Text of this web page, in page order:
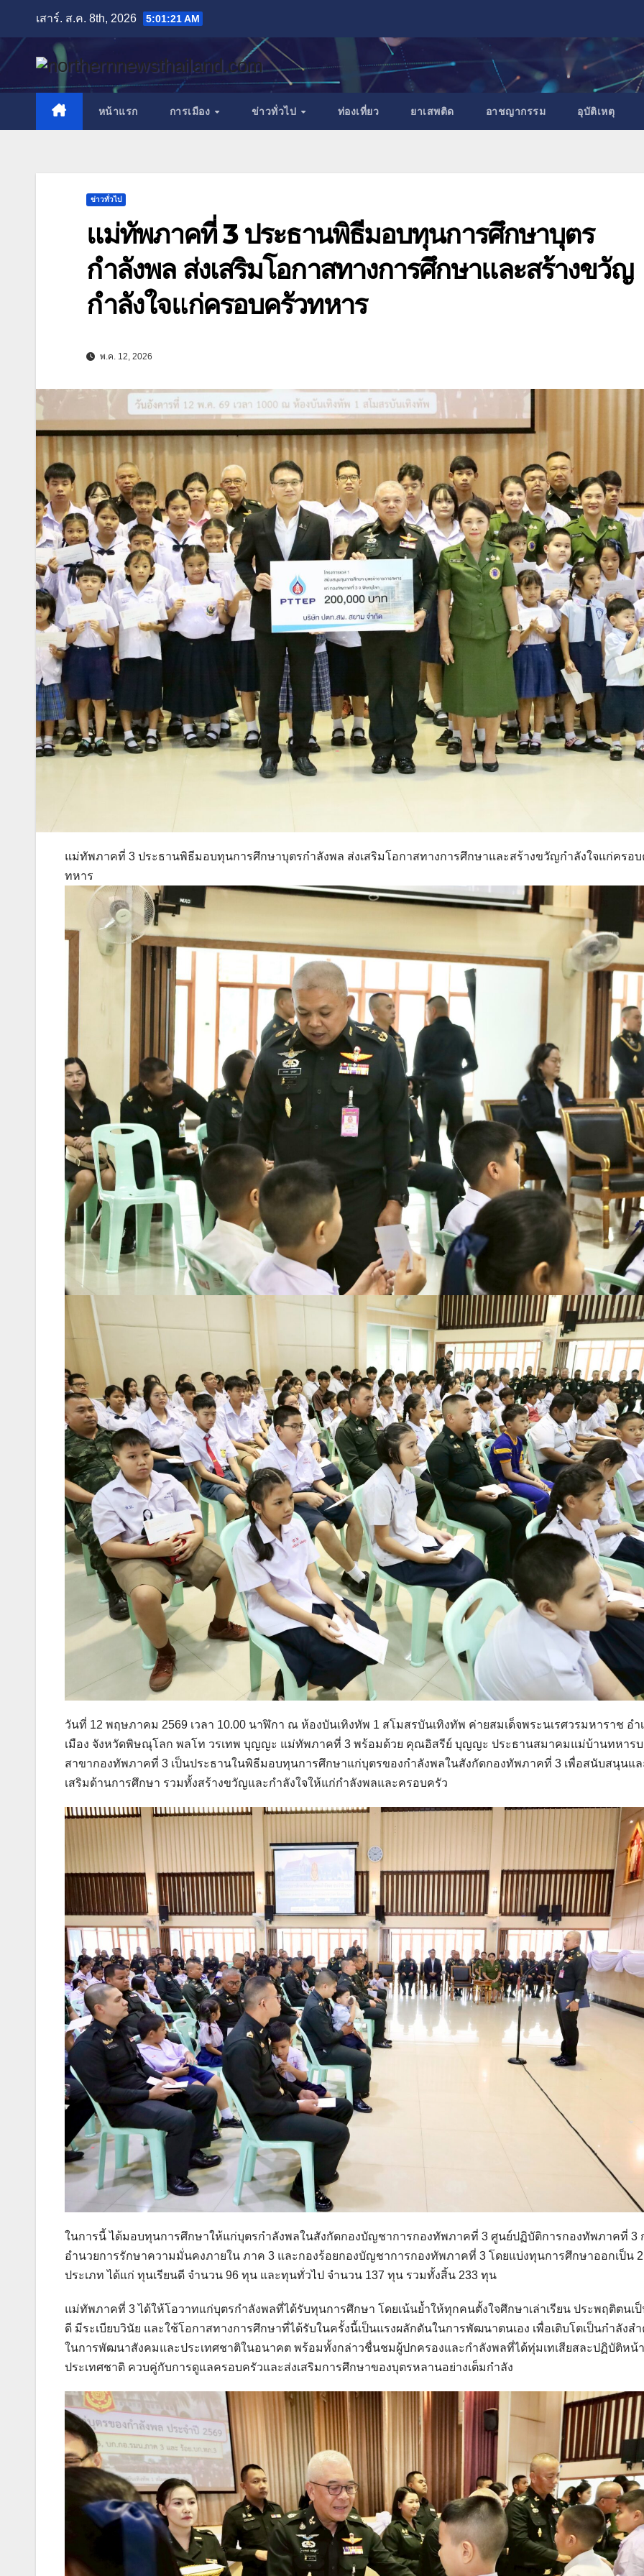
content
เสาร์. ส.ค. 8th, 2026 5:01:24 AM
หน้าแรก การเมือง ข่าวทั่วไป ท่องเที่ยว ยาเสพติด อาชญากรรม อุบัติเหตุ
ข่าวทั่วไป
แม่ทัพภาคที่ 3 ประธานพิธีมอบทุนการศึกษาบุตร
กำลังพล ส่งเสริมโอกาสทางการศึกษาและสร้างขวัญ
กำลังใจแก่ครอบครัวทหาร
พ.ค. 12, 2026
แม่ทัพภาคที่ 3 ประธานพิธีมอบทุนการศึกษาบุตรกำลังพล ส่งเสริมโอกาสทางการศึกษาและสร้างขวัญกำลังใจแก่ครอบ
ทหาร
วันที่ 12 พฤษภาคม 2569 เวลา 10.00 นาฬิกา ณ ห้องบันเทิงทัพ 1 สโมสรบันเทิงทัพ ค่ายสมเด็จพระนเรศวรมหาราช อำ
เมือง จังหวัดพิษณุโลก พลโท วรเทพ บุญญะ แม่ทัพภาคที่ 3 พร้อมด้วย คุณอิสรีย์ บุญญะ ประธานสมาคมแม่บ้านทหาร
สาขากองทัพภาคที่ 3 เป็นประธานในพิธีมอบทุนการศึกษาแก่บุตรของกำลังพลในสังกัดกองทัพภาคที่ 3 เพื่อสนับสนุนแล
เสริมด้านการศึกษา รวมทั้งสร้างขวัญและกำลังใจให้แก่กำลังพลและครอบครัว
ในการนี้ ได้มอบทุนการศึกษาให้แก่บุตรกำลังพลในสังกัดกองบัญชาการกองทัพภาคที่ 3 ศูนย์ปฏิบัติการกองทัพภาคที่ 3
อำนวยการรักษาความมั่นคงภายใน ภาค 3 และกองร้อยกองบัญชาการกองทัพภาคที่ 3 โดยแบ่งทุนการศึกษาออกเป็น 2
ประเภท ได้แก่ ทุนเรียนดี จำนวน 96 ทุน และทุนทั่วไป จำนวน 137 ทุน รวมทั้งสิ้น 233 ทุน
แม่ทัพภาคที่ 3 ได้ให้โอวาทแก่บุตรกำลังพลที่ได้รับทุนการศึกษา โดยเน้นย้ำให้ทุกคนตั้งใจศึกษาเล่าเรียน ประพฤติตนเ
ดี มีระเบียบวินัย และใช้โอกาสทางการศึกษาที่ได้รับในครั้งนี้เป็นแรงผลักดันในการพัฒนาตนเอง เพื่อเติบโตเป็นกำลังส
ในการพัฒนาสังคมและประเทศชาติในอนาคต พร้อมทั้งกล่าวชื่นชมผู้ปกครองและกำลังพลที่ได้ทุ่มเทเสียสละปฏิบัติหน้
ประเทศชาติ ควบคู่กับการดูแลครอบครัวและส่งเสริมการศึกษาของบุตรหลานอย่างเต็มกำลัง